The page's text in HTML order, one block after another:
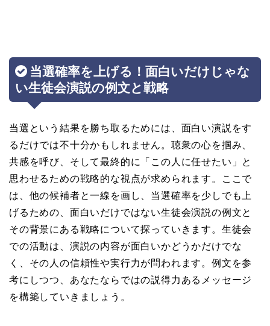
当選確率を上げる！面白いだけじゃな
い生徒会演説の例文と戦略
当選という結果を勝ち取るためには、面白い演説をす
るだけでは不十分かもしれません。聴衆の心を掴み、
共感を呼び、そして最終的に「この人に任せたい」と
思わせるための戦略的な視点が求められます。ここで
は、他の候補者と一線を画し、当選確率を少しでも上
げるための、面白いだけではない生徒会演説の例文と
その背景にある戦略について探っていきます。生徒会
での活動は、演説の内容が面白いかどうかだけでな
く、その人の信頼性や実行力が問われます。例文を参
考にしつつ、あなたならではの説得力あるメッセージ
を構築していきましょう。